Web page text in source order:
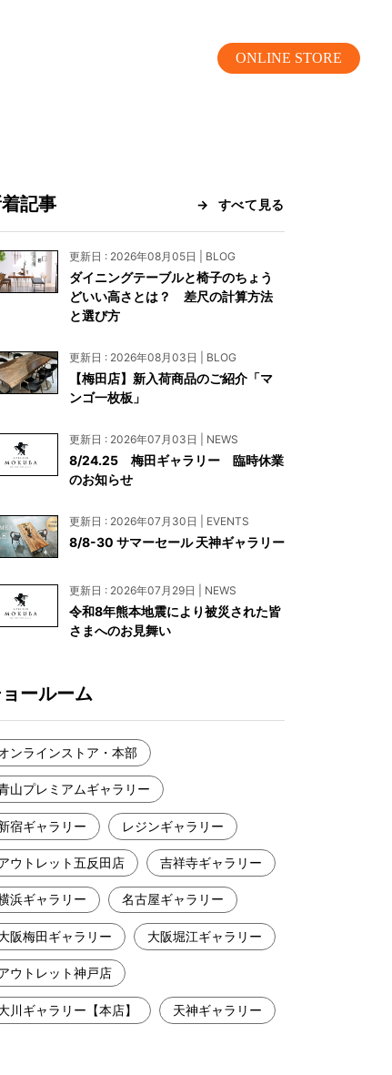
ONLINE STORE
）
よくあるご質問
お問い合わせ
資料請求
工務店様・設計会社様向けお問い合わせ
一枚板買い取りに関して
記事 すべて見る
更新日 : 2026年08月05日 | BLOG
ダイニングテーブルと椅子のちょう
どいい高さとは？ 差尺の計算方法
と選び方
更新日 : 2026年08月03日 | BLOG
【梅田店】新入荷商品のご紹介「マ
ンゴ一枚板」
更新日 : 2026年07月03日 | NEWS
8/24.25 梅田ギャラリー 臨時休業
のお知らせ
更新日 : 2026年07月30日 | EVENTS
8/8-30 サマーセール 天神ギャラリー
更新日 : 2026年07月29日 | NEWS
令和8年熊本地震により被災された皆
さまへのお見舞い
ールーム
ンラインストア・本部
山プレミアムギャラリー
宿ギャラリー レジンギャラリー
ウトレット五反田店 吉祥寺ギャラリー
浜ギャラリー 名古屋ギャラリー
阪梅田ギャラリー 大阪堀江ギャラリー
ウトレット神戸店
川ギャラリー【本店】 天神ギャラリー